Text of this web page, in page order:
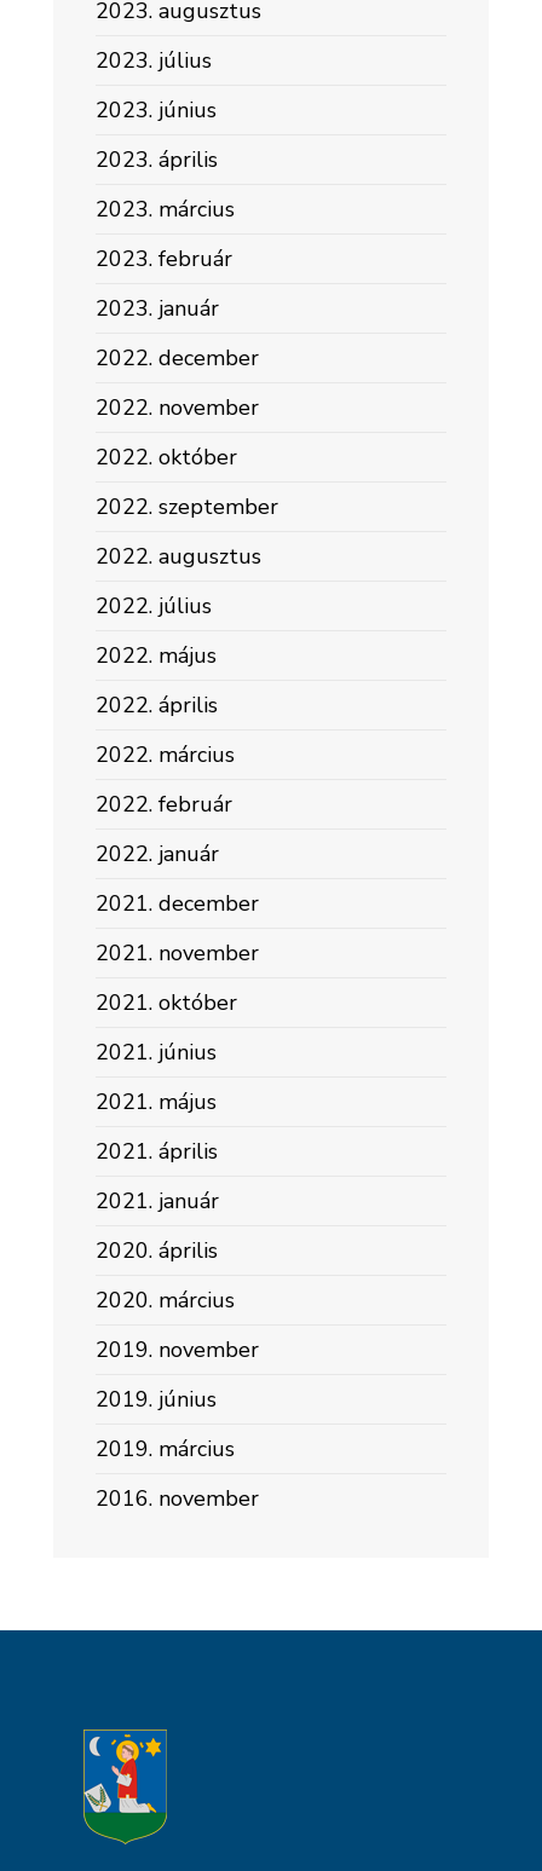
2023. augusztus
2023. július
2023. június
2023. április
2023. március
2023. február
2023. január
2022. december
2022. november
2022. október
2022. szeptember
2022. augusztus
2022. július
2022. május
2022. április
2022. március
2022. február
2022. január
2021. december
2021. november
2021. október
2021. június
2021. május
2021. április
2021. január
2020. április
2020. március
2019. november
2019. június
2019. március
2016. november